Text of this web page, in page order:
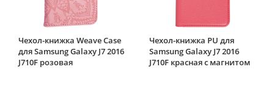
Чехол-книжка Weave Case
для Samsung Galaxy J7 2016
J710F розовая
Чехол-книжка PU для
Samsung Galaxy J7 2016
J710F красная с магнитом